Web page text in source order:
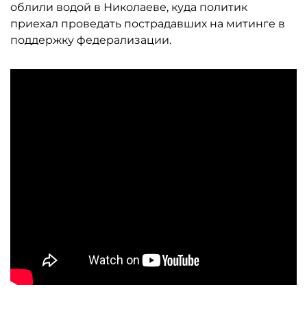
облили водой в Николаеве, куда политик
приехал проведать пострадавших на митинге в
поддержку федерализации.